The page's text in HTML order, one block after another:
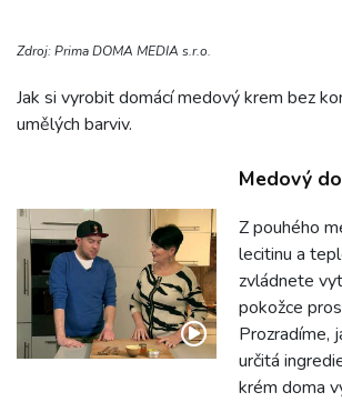
Zdroj: Prima DOMA MEDIA s.r.o.
Jak si vyrobit domácí medový krem bez
umělých barviv.
Medový
Z pouhého
lecitinu a
zvládnete
pokožce
Prozradíme,
určitá
krém doma